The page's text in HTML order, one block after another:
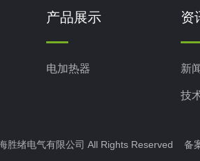
产品展示
电加热器
资
新
技
胜绪电气有限公司 All Rights Reserved 备